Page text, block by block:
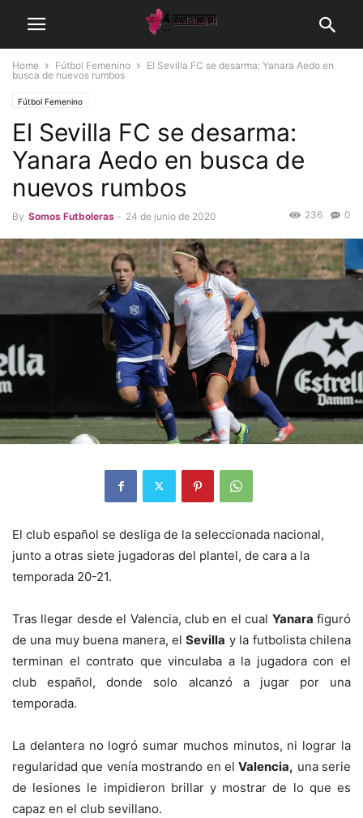
Home Fútbol Femenino
El Sevilla FC se desarma: Yanara Aedo en
busca de nuevos rumbos
Fútbol Femenino
El Sevilla FC se desarma:
Yanara Aedo en busca de
nuevos rumbos
By Somos Futboleras - 24 de junio de 2020 0
236
El club español se desliga de la seleccionada nacional,
junto a otras siete jugadoras del plantel, de cara a la
temporada 20-21.
Tras llegar desde el Valencia, club en el cual Yanara figuró
de una muy buena manera, elSevilla y la futbolista chilena
terminan el contrato que vinculaba a la jugadora con el
club español, donde solo alcanzó a jugar por una
temporada.
La delantera no logró sumar muchos minutos, ni lograr la
regularidad que venía mostrando en elValencia, una serie
de lesiones le impidieron brillar y mostrar de lo que es
capaz en el club sevillano.